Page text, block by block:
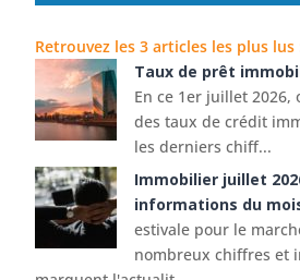
Retrouvez les 3 articles les plus lus
Taux de prêt
En ce 1er juillet 2026,
des taux de crédit
les derniers chiff...
Immobilier juillet
informations du
estivale pour le
nombreux chiffres et